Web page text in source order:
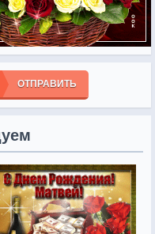
ОТПРАВИТЬ